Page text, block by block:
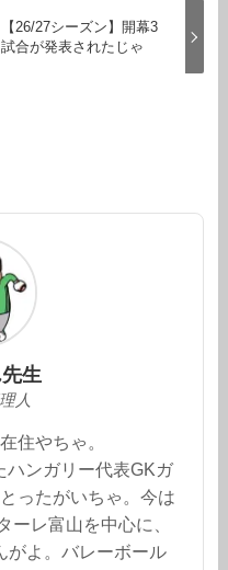
【26/27シーズン】開幕3
試合が発表されたじゃ
生
人
住やちゃ。
ハンガリー代表GKガ
ったがいちゃ。今は
ーレ富山を中心に、
がよ。バレーボール